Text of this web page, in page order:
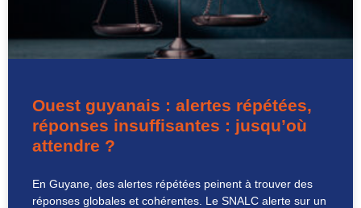
Ouest guyanais : alertes répétées,
réponses insuffisantes : jusqu’où
attendre ?
En Guyane, des alertes répétées peinent à trouver des
réponses globales et cohérentes. Le SNALC alerte sur un